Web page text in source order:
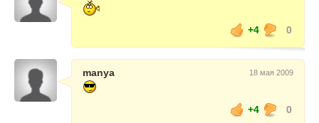
+4 0
manya 18 мая 2009
+4 0